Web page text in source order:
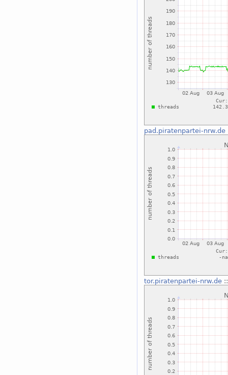
pad.piratenpartei-nrw.de
tor.piratenpartei-nrw.de